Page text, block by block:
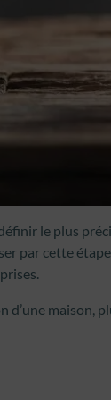
le plus
par cette
maison,